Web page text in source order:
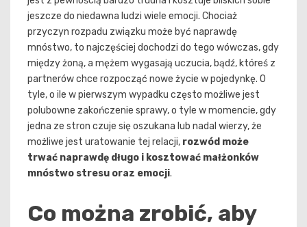
jeszcze do niedawna ludzi wiele emocji. Chociaż
przyczyn rozpadu związku może być naprawdę
mnóstwo, to najczęściej dochodzi do tego wówczas, gdy
między żoną, a mężem wygasają uczucia, bądź, któreś z
partnerów chce rozpocząć nowe życie w pojedynkę. O
tyle, o ile w pierwszym wypadku często możliwe jest
polubowne zakończenie sprawy, o tyle w momencie, gdy
jedna ze stron czuje się oszukana lub nadal wierzy, że
możliwe jest uratowanie tej relacji, rozwód może
trwać naprawdę długo i kosztować małżonków
mnóstwo stresu oraz emocji.
Co można zrobić, aby